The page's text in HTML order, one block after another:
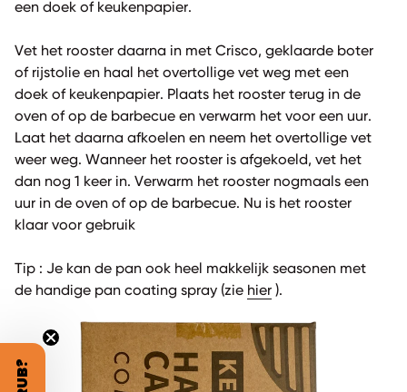
een doek of keukenpapier.
Vet het rooster daarna in met Crisco, geklaarde boter
of rijstolie en haal het overtollige vet weg met een
doek of keukenpapier. Plaats het rooster terug in de
oven of op de barbecue en verwarm het voor een uur.
Laat het daarna afkoelen en neem het overtollige vet
weer weg. Wanneer het rooster is afgekoeld, vet het
dan nog 1 keer in. Verwarm het rooster nogmaals een
uur in de oven of op de barbecue. Nu is het rooster
klaar voor gebruik
Tip : Je kan de pan ook heel makkelijk seasonen met
de handige pan coating spray (zie hier ).